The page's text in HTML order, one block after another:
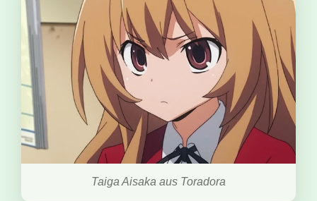
Taiga Aisaka aus Toradora